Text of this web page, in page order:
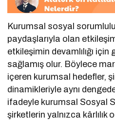
Kurumsal sosyal
paydaşlarıyla olan
etkileşimin devamlılığı
sağlamış olur. Böylece
içeren kurumsal hedefler,
dinamikleriyle aynı
ifadeyle kurumsal Sosyal
şirketlerin yalnızca kârlılık